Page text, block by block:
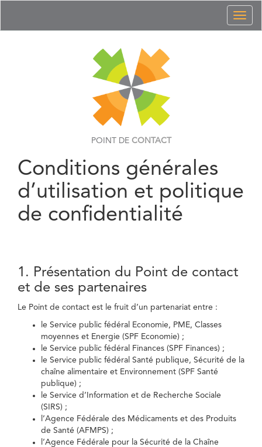
POINT DE CONTACT
Conditions générales
d’utilisation et politique
de confidentialité
1. Présentation du Point de contact
et de ses partenaires
Le Point de contact est le fruit d’un partenariat entre :
le Service public fédéral Economie, PME, Classes
moyennes et Energie (SPF Economie) ;
le Service public fédéral Finances (SPF Finances) ;
le Service public fédéral Santé publique, Sécurité de la
chaîne alimentaire et Environnement (SPF Santé
publique) ;
le Service d’Information et de Recherche Sociale
(SIRS) ;
l’Agence Fédérale des Médicaments et des Produits
de Santé (AFMPS) ;
l’Agence Fédérale pour la Sécurité de la Chaîne